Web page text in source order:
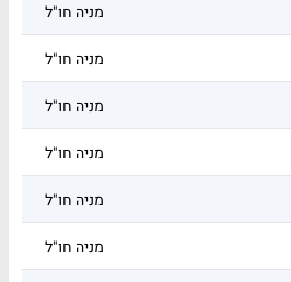
מניה חו"ל
מניה חו"ל
מניה חו"ל
מניה חו"ל
מניה חו"ל
מניה חו"ל